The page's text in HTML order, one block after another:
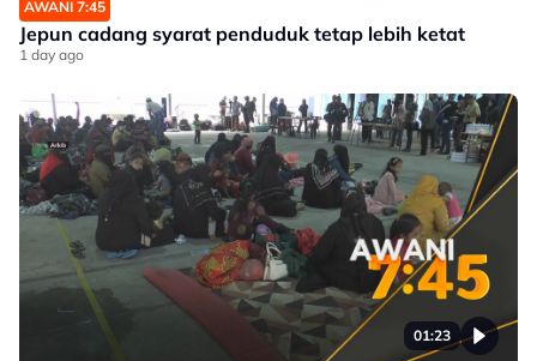
AWANI 7:45
Jepun cadang syarat penduduk tetap lebih ketat
1 day ago
01:23